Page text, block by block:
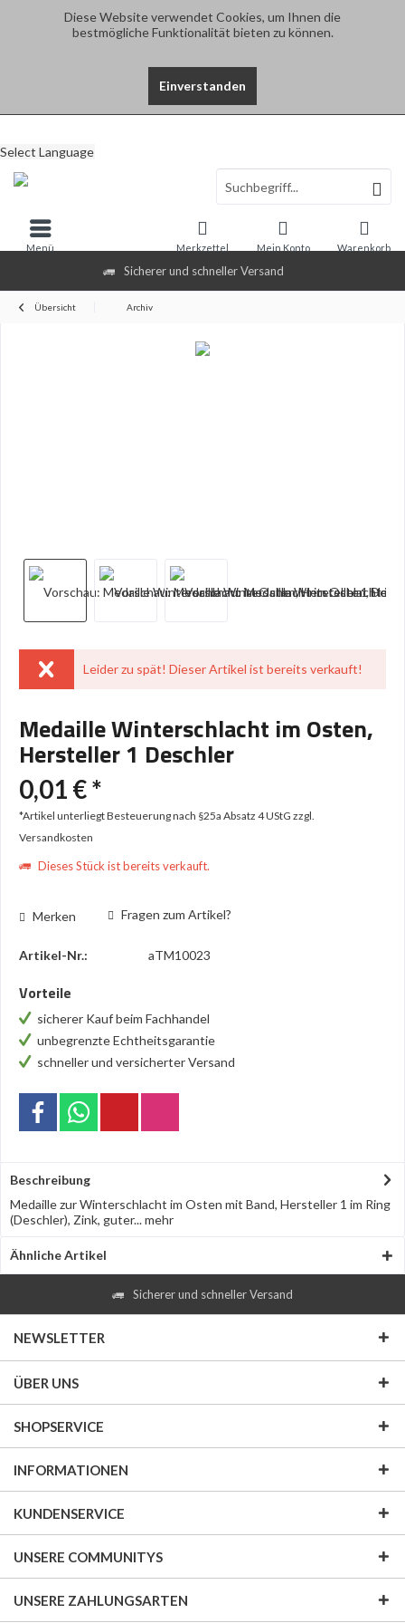
Diese Website verwendet Cookies, um Ihnen die
bestmögliche Funktionalität bieten zu können.
Einverstanden
Sicherer und schneller Versand
Select Language
Warenkorb
Merkzettel Mein Konto
Menü
Übersicht Archiv
Leider zu spät! Dieser Artikel ist bereits verkauft!
Medaille Winterschlacht im Osten,
Hersteller 1 Deschler
0,01 € *
*Artikel unterliegt Besteuerung nach §25a Absatz 4 UStG zzgl.
Versandkosten
Dieses Stück ist bereits verkauft.
Merken Fragen zum Artikel?
Artikel-Nr.: aTM10023
Vorteile
sicherer Kauf beim Fachhandel
unbegrenzte Echtheitsgarantie
schneller und versicherter Versand
Beschreibung
Medaille zur Winterschlacht im Osten mit Band, Hersteller 1 im Ring
(Deschler), Zink, guter...mehr
Ähnliche Artikel
Sicherer und schneller Versand
NEWSLETTER
ÜBER UNS
SHOPSERVICE
INFORMATIONEN
KUNDENSERVICE
UNSERE COMMUNITYS
UNSERE ZAHLUNGSARTEN